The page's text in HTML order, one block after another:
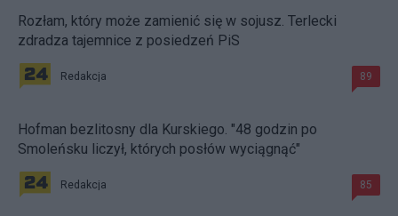
Rozłam, który może zamienić się w sojusz. Terlecki
zdradza tajemnice z posiedzeń PiS
Redakcja 89
Hofman bezlitosny dla Kurskiego. "48 godzin po
Smoleńsku liczył, których posłów wyciągnąć"
Redakcja 85